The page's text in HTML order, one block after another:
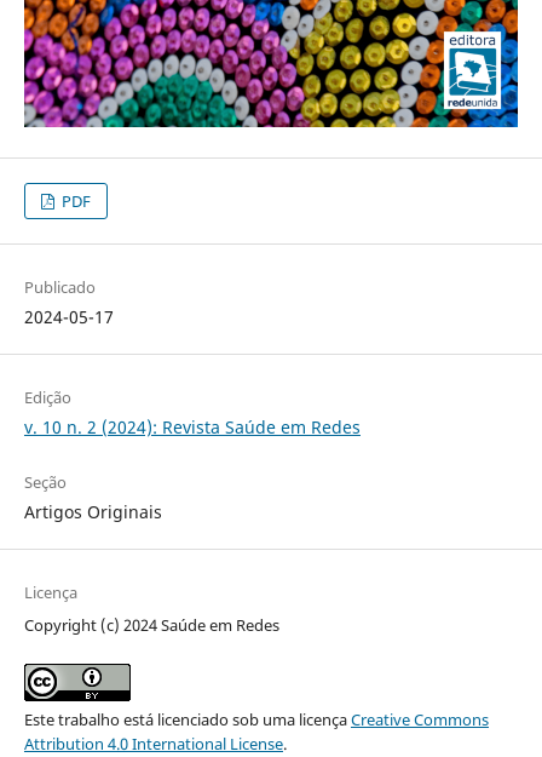
PDF
Publicado
2024-05-17
Edição
v. 10 n. 2 (2024): Revista Saúde em Redes
Seção
Artigos Originais
Licença
Copyright (c) 2024 Saúde em Redes
Este trabalho está licenciado sob uma licençaCreative Commons
Attribution 4.0 International License.